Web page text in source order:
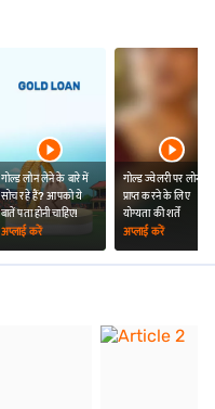
गोल्ड लोन लेने के बारे में
सोच रहे हैं? आपको ये
बातें पता होनी चाहिए!
अप्लाई करें
गोल्ड ज्वेलरी पर लोन
प्राप्त करने के लिए
योग्यता की शर्तें
अप्लाई करें